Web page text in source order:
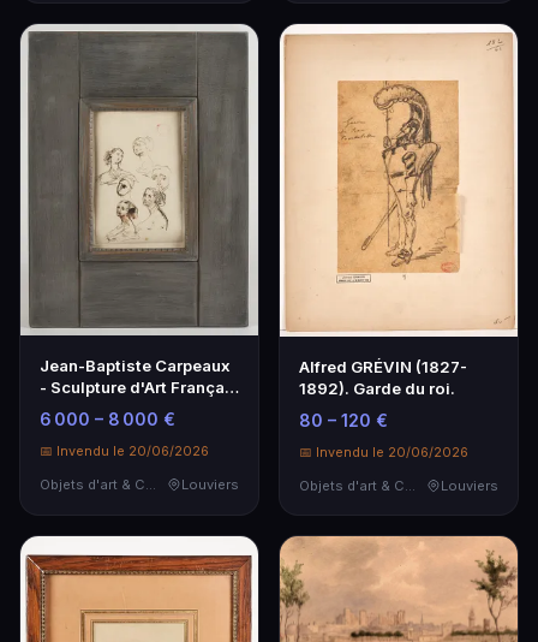
Jean-Baptiste Carpeaux
- Sculpture d'Art Français
du XIXe Siècle
6 000 – 8 000 €
📅 Invendu le 20/06/2026
Objets d'art & Curiosités
Louviers
Alfred GRÉVIN (1827-
1892). Garde du roi.
80 – 120 €
📅 Invendu le 20/06/2026
Objets d'art & Curiosités
Louviers